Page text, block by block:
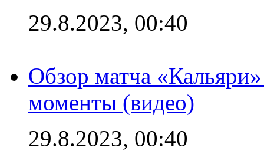
29.8.2023, 00:40
Обзор матча
моменты (видео)
29.8.2023, 00:40